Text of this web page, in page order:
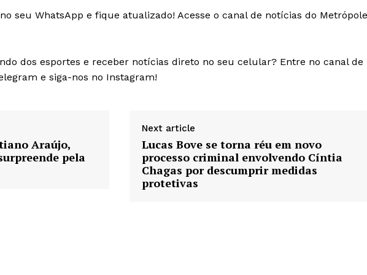
seu WhatsApp e fique atualizado! Acesse o canal de notícias do
dos esportes e receber notícias direto no seu celular? Entre no canal de
e siga-nos no Instagram!
Araújo,
pela
Next article
Lucas Bove se torna réu em novo
processo criminal envolvendo Cíntia
Chagas por descumprir medidas
protetivas